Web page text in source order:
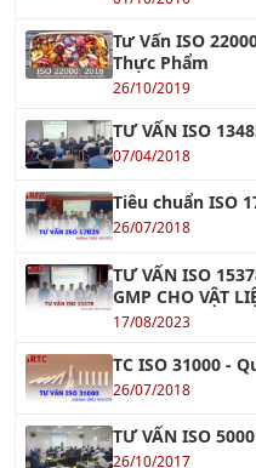
TƯ VẤN ISO
07/04/2018
Tiêu chuẩn ISO
26/07/2018
TƯ VẤN ISO
GMP CHO VẬT
TC ISO 31000 -
26/07/2018
TƯ VẤN ISO
26/10/2017
Tư vấn Halal -
Hồi giáo